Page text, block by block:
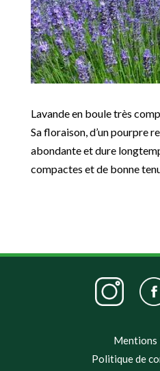
Lavande en boule très
Sa floraison, d’un pourpre
abondante et dure
compactes et de bonne
Mentions
Politique de